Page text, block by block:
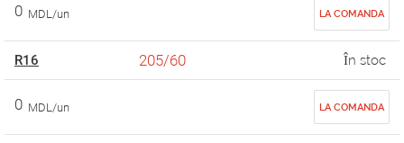
0 MDL/un LA COMANDA
R16 205/60 În stoc
0 MDL/un LA COMANDA